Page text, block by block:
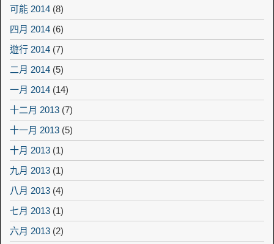
可能 2014 (8)
四月 2014 (6)
遊行 2014 (7)
二月 2014 (5)
一月 2014 (14)
十二月 2013 (7)
十一月 2013 (5)
十月 2013 (1)
九月 2013 (1)
八月 2013 (4)
七月 2013 (1)
六月 2013 (2)